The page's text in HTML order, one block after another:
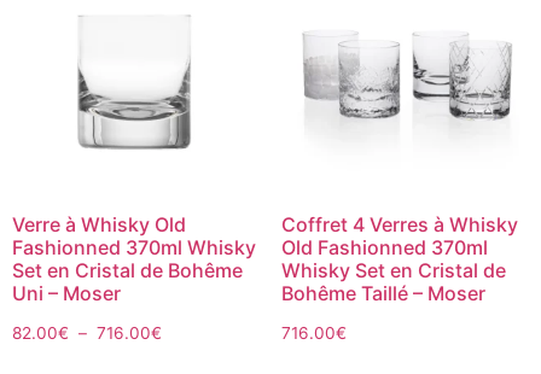
Verre à Whisky Old
Fashionned 370ml Whisky
Set en Cristal de Bohême
Uni – Moser
82.00€ – 716.00€
Coffret 4 Verres à Whisky
Old Fashionned 370ml
Whisky Set en Cristal de
Bohême Taillé – Moser
716.00€